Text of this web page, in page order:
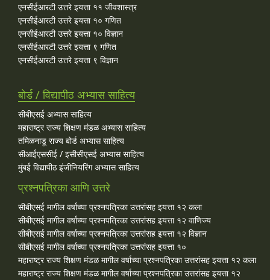
एनसीईआरटी उत्तरे इयत्ता ११ जीवशास्त्र
एनसीईआरटी उत्तरे इयत्ता १० गणित
एनसीईआरटी उत्तरे इयत्ता १० विज्ञान
एनसीईआरटी उत्तरे इयत्ता ९ गणित
एनसीईआरटी उत्तरे इयत्ता ९ विज्ञान
बोर्ड / विद्यापीठ अभ्यास साहित्य
सीबीएसई अभ्यास साहित्य
महाराष्ट्र राज्य शिक्षण मंडळ अभ्यास साहित्य
तमिळनाडू राज्य बोर्ड अभ्यास साहित्य
सीआईएससीई / इसीसीएसई अभ्यास साहित्य
मुंबई विद्यापीठ इंजीनियरिंग अभ्यास साहित्य
प्रश्नपत्रिका आणि उत्तरे
सीबीएसई मागील वर्षाच्या प्रश्‍नपत्रिका उत्तरांसह इयत्ता १२ कला
सीबीएसई मागील वर्षाच्या प्रश्‍नपत्रिका उत्तरांसह इयत्ता १२ वाणिज्य
सीबीएसई मागील वर्षाच्या प्रश्‍नपत्रिका उत्तरांसह इयत्ता १२ विज्ञान
सीबीएसई मागील वर्षाच्या प्रश्‍नपत्रिका उत्तरांसह इयत्ता १०
महाराष्ट्र राज्य शिक्षण मंडळ मागील वर्षाच्या प्रश्‍नपत्रिका उत्तरांसह इयत्ता १२ कला
महाराष्ट्र राज्य शिक्षण मंडळ मागील वर्षाच्या प्रश्‍नपत्रिका उत्तरांसह इयत्ता १२